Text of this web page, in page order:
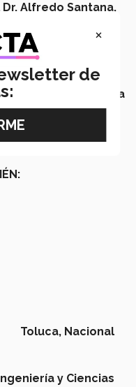
Alfredo Santana,
Camelo
del campus, a
lainvestigación y
en la competencia
entre los veinte
auna etapa de
Toluca, Nacional
y Ciencias
×
de